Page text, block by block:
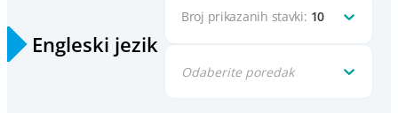
Engleski jezik
Broj prikazanih stavki: 10
Odaberite poredak